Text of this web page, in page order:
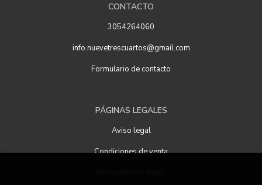
CONTACTO
3054264060
info.nuevetrescuartos@gmail.com
Formulario de contacto
PÁGINAS LEGALES
Aviso legal
Condiciones de venta